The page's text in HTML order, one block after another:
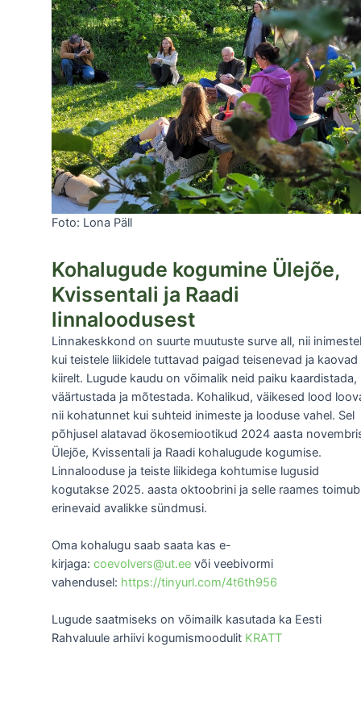
Foto: Lona Päll
Kohalugude kogumine Ülejõe,
Kvissentali ja Raadi
linnaloodusest
Linnakeskkond on suurte muutuste surve all, nii
kui teistele liikidele tuttavad paigad teisenevad ja kaovad
kiirelt. Lugude kaudu on võimalik neid paiku kaardistada,
väärtustada ja mõtestada. Kohalikud, väikesed lood
nii kohatunnet kui suhteid inimeste ja looduse vahel. Sel
põhjusel alatavad ökosemiootikud 2024 aasta
Ülejõe, Kvissentali ja Raadi kohalugude kogumise.
Linnalooduse ja teiste liikidega kohtumise lugusid
kogutakse 2025. aasta oktoobrini ja selle raames toimub
erinevaid avalikke sündmusi.
Oma kohalugu saab saata kas e-
kirjaga: coevolvers@ut.ee või veebivormi
vahendusel: https://tinyurl.com/4t6th956
Lugude saatmiseks on võimailk kasutada ka Eesti
Rahvaluule arhiivi kogumismoodulit KRATT